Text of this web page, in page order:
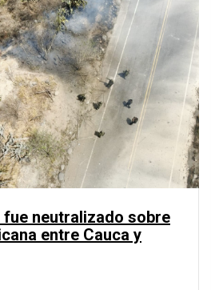
fue neutralizado sobre
entre Cauca y